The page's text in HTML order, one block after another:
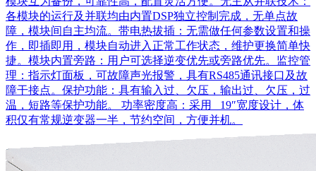
各模块的运行及并联均由内置DSP独立控制完成，无单点故
障，模块间自主均流。带电热拔插：无需做任何参数设置和操
作，即插即用，模块自动进入正常工作状态，维护更换简单快
捷。模块内置旁路：用户可选择逆变优先或旁路优先。监控管
理：指示灯面板，可故障声光报警，具有RS485通讯接口及故
障干接点。保护功能：具有输入过、欠压，输出过、欠压，过
温，短路等保护功能。 功率密度高：采用 19″宽度设计，体
积仅有常规逆变器一半，节约空间，方便并机。